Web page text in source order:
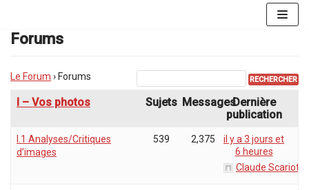
au
contenu
Forums
Le Forum › Forums
I – Vos photos Sujets MessagesDernière
publication
I.1 Analyses/Critiques
d’images
539 2,375
il y a 3 jours et
6 heures
Claude Scariot